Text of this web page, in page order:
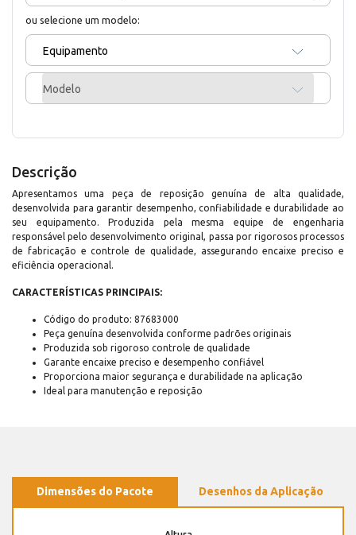
ou selecione um modelo:
Equipamento
Modelo
Descrição
Apresentamos uma peça de reposição genuína de alta qualidade,
desenvolvida para garantir desempenho, confiabilidade e durabilidade ao
seu equipamento. Produzida pela mesma equipe de engenharia
responsável pelo desenvolvimento original, passa por rigorosos processos
de fabricação e controle de qualidade, assegurando encaixe preciso e
eficiência operacional.
CARACTERÍSTICAS PRINCIPAIS:
Código do produto: 87683000
Peça genuína desenvolvida conforme padrões originais
Produzida sob rigoroso controle de qualidade
Garante encaixe preciso e desempenho confiável
Proporciona maior segurança e durabilidade na aplicação
Ideal para manutenção e reposição
Dimensões do Pacote Desenhos da Aplicação